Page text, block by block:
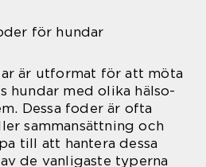
för hundar
är utformat för att möta
hundar med olika hälso-
Dessa foder är ofta
sammansättning och
till att hantera dessa
de vanligaste typerna